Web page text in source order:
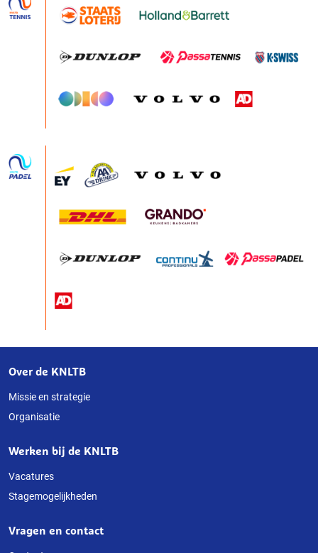
Over
deze
website
Over de KNLTB
Missie en strategie
Organisatie
Werken bij de KNLTB
Vacatures
Stagemogelijkheden
Vragen en contact